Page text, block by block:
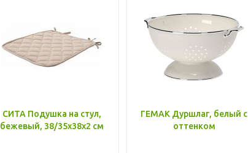
СИТА Подушка на стул,
бежевый, 38/35x38x2 см
ГЕМАК Дуршлаг, белый с
оттенком